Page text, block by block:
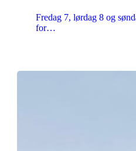
Fredag 7, lørdag 8 og
for…